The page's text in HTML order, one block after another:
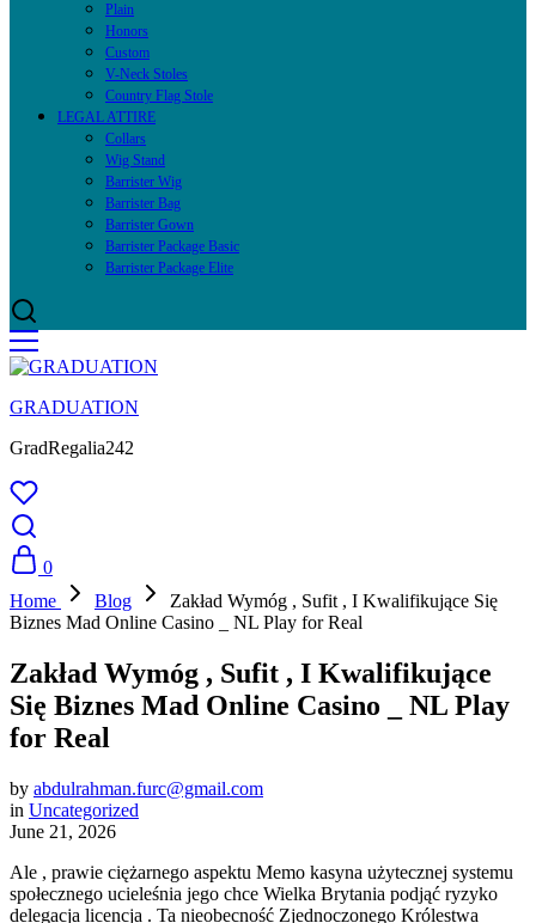
Plain
Honors
Custom
V-Neck Stoles
Country Flag Stole
LEGAL ATTIRE
Collars
Wig Stand
Barrister Wig
Barrister Bag
Barrister Gown
Barrister Package Basic
Barrister Package Elite
GRADUATION
GradRegalia242
0
Home
Blog
Zakład Wymóg , Sufit , I Kwalifikujące Się
Biznes Mad Online Casino _ NL Play for Real
Zakład Wymóg , Sufit , I Kwalifikujące
Się Biznes Mad Online Casino _ NL Play
for Real
by abdulrahman.furc@gmail.com
in Uncategorized
June 21, 2026
Ale , prawie ciężarnego aspektu Memo kasyna użytecznej systemu
społecznego ucieleśnia jego chce Wielka Brytania podjąć ryzyko
delegacja licencja . Ta nieobecność Zjednoczonego Królestwa